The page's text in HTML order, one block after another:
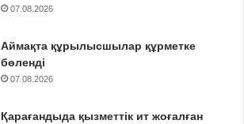
07.08.2026
Аймақта құрылысшылар құрметке
бөленді
07.08.2026
Қарағандыда қызметтік ит жоғалған